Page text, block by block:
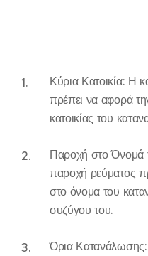
Κύρια Κατοικία: Η
πρέπει να αφορά
κατοικίας του
Παροχή στο Όνομά
παροχή ρεύματος
στο όνομα του
συζύγου του.
Όρια